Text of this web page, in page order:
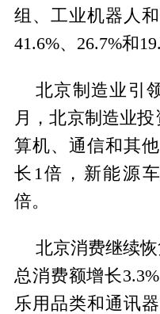
组、工业机器人
41.6%、26.7%和
北京制造业引
月，北京制造业
算机、通信和其
长1倍，新能源
倍。
北京消费继续
总消费额增长
乐用品类和通讯